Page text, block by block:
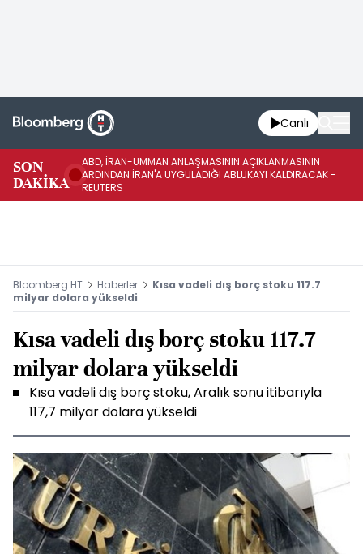
Canlı
SON
DAKİKA
ABD, İRAN-UMMAN ANLAŞMASININ AÇIKLANMASININ
ARDINDAN İRAN'A UYGULADIĞI ABLUKAYI KALDIRACAK -
REUTERS
Bloomberg HT Haberler
Kısa vadeli dış borç stoku 117.7
milyar dolara yükseldi
Kısa vadeli dış borç stoku 117.7
milyar dolara yükseldi
Kısa vadeli dış borç stoku, Aralık sonu itibarıyla
117,7 milyar dolara yükseldi